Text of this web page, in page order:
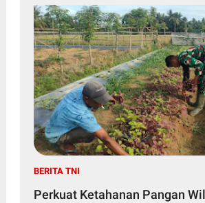
BERITA TNI
Perkuat Ketahanan Pangan